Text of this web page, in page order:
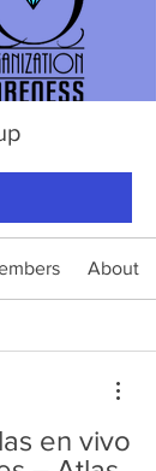
About
en vivo